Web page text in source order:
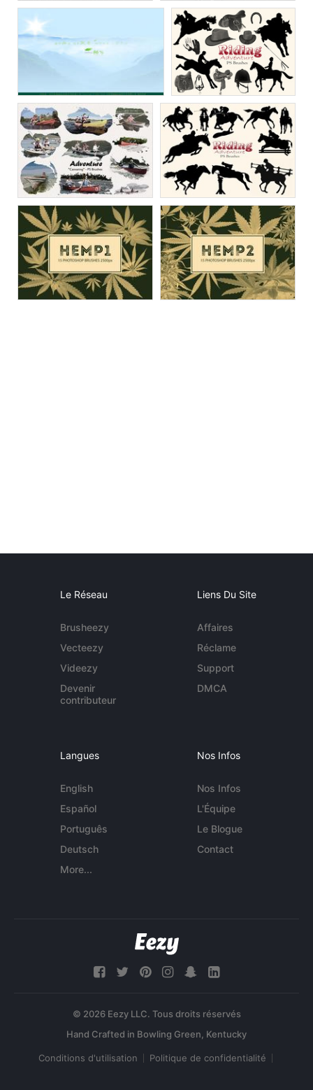
Le Réseau
Brusheezy
Vecteezy
Videezy
Devenir
contributeur
Liens Du Site
Affaires
Réclame
Support
DMCA
Langues
English
Español
Português
Deutsch
More...
Nos Infos
Nos Infos
L'Équipe
Le Blogue
Contact
© 2026 Eezy LLC. Tous droits réservés
Conditions d'utilisation Politique de confidentialité